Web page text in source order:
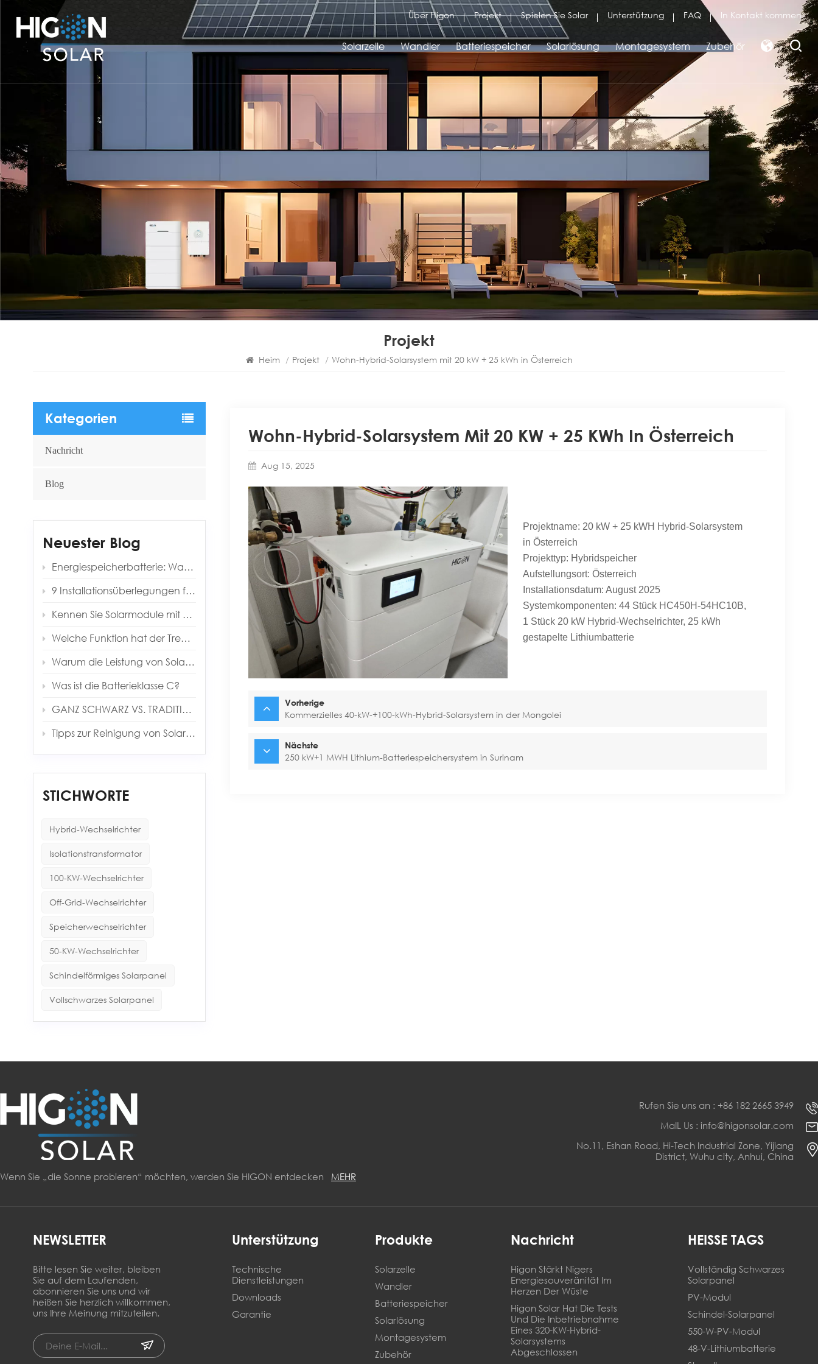
Über Higon Projekt Spielen Sie Solar Unterstützung FAQ In Kontakt kommen
Solarzelle Wandler Batteriespeicher Solarlösung Montagesystem Zubehör
Projekt
Heim / Projekt / Wohn-Hybrid-Solarsystem mit 20 kW + 25 kWh in Österreich
Wohn-Hybrid-Solarsystem Mit 20 KW + 25 KWh In Österreich
Aug 15, 2025
Projektname: 20 kW + 25 kWH Hybrid-Solarsystem
in Österreich
Projekttyp: Hybridspeicher
Aufstellungsort: Österreich
Installationsdatum: August 2025
Systemkomponenten: 44 Stück HC450H-54HC10B,
1 Stück 20 kW Hybrid-Wechselrichter, 25 kWh
gestapelte Lithiumbatterie
Vorherige
Kommerzielles 40-kW-+100-kWh-Hybrid-Solarsystem in der Mongolei
Nächste
250 kW+1 MWH Lithium-Batteriespeichersystem in Surinam
Kategorien
Nachricht
Blog
Neuester Blog
Energiespeicherbatterie: Warum sind es immer 0,5 °C?
9 Installationsüberlegungen für die Installation eines Energiespeichersystems
Kennen Sie Solarmodule mit Heterojunction-Technologie (HJT)?
Welche Funktion hat der Trenntransformator im Solarwechselrichter?
Warum die Leistung von Solarmodulen immer geringer ist als erwartet
Was ist die Batterieklasse C?
GANZ SCHWARZ VS. TRADITIONELLE PANEELE
Tipps zur Reinigung von Solarmodulen
STICHWORTE
Hybrid-Wechselrichter
Isolationstransformator
100-KW-Wechselrichter
Off-Grid-Wechselrichter
Speicherwechselrichter
50-KW-Wechselrichter
Schindelförmiges Solarpanel
Vollschwarzes Solarpanel
Wenn Sie „die Sonne probieren“ möchten, werden Sie HIGON entdecken MEHR
Rufen Sie uns an : +86 182 2665 3949
MaIL Us : info@higonsolar.com
No.11, Eshan Road, Hi-Tech Industrial Zone, Yijiang
District, Wuhu city, Anhui, China
NEWSLETTER
Bitte lesen Sie weiter, bleiben
Sie auf dem Laufenden,
abonnieren Sie uns und wir
heißen Sie herzlich willkommen,
uns Ihre Meinung mitzuteilen.
Unterstützung
Technische
Dienstleistungen
Downloads
Garantie
Produkte
Solarzelle
Wandler
Batteriespeicher
Solarlösung
Montagesystem
Zubehör
Nachricht
Higon Stärkt Nigers
Energiesouveränität Im
Herzen Der Wüste
Higon Solar Hat Die Tests
Und Die Inbetriebnahme
Eines 320-KW-Hybrid-
Solarsystems
Abgeschlossen
HEISSE TAGS
Vollständig Schwarzes
Solarpanel
PV-Modul
Schindel-Solarpanel
550-W-PV-Modul
48-V-Lithiumbatterie